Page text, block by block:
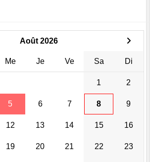
Août 2026
Me Je Ve Sa Di
1 2
5 6 7 8 9
12 13 14 15 16
19 20 21 22 23